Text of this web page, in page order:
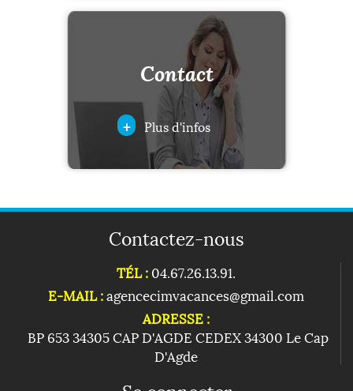
Contact
+ Plus d'infos
Contactez-nous
TÉL :04.67.26.13.91.
E-MAIL :agencecimvacances@gmail.com
ADRESSE :
BP 653 34305 CAP D'AGDE CEDEX 34300 Le Cap
D'Agde